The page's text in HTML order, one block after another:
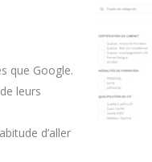
que Google.
leurs
d’aller